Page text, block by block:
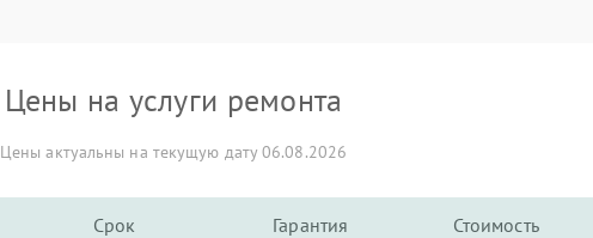
Цены на услуги ремонта
Цены актуальны на текущую дату 06.08.2026
Срок Гарантия Стоимость